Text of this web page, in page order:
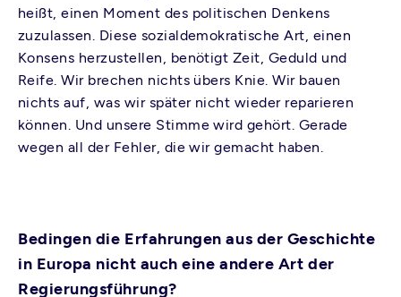
heißt, einen Moment des politischen Denkens
zuzulassen. Diese sozialdemokratische Art, einen
Konsens herzustellen, benötigt Zeit, Geduld und
Reife. Wir brechen nichts übers Knie. Wir bauen
nichts auf, was wir später nicht wieder reparieren
können. Und unsere Stimme wird gehört. Gerade
wegen all der Fehler, die wir gemacht haben.
Bedingen die Erfahrungen aus der Geschichte
in Europa nicht auch eine andere Art der
Regierungsführung?